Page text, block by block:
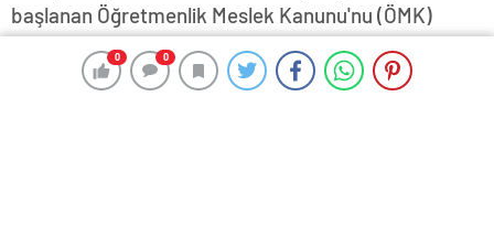
0 0
başlanan Öğretmenlik Meslek Kanunu'nu (ÖMK)
protesto amaçlı açıklama yapmak isteyen Eğitim-
Sen üyelerine yönelik müdahale ve beraberinde 11
0 0